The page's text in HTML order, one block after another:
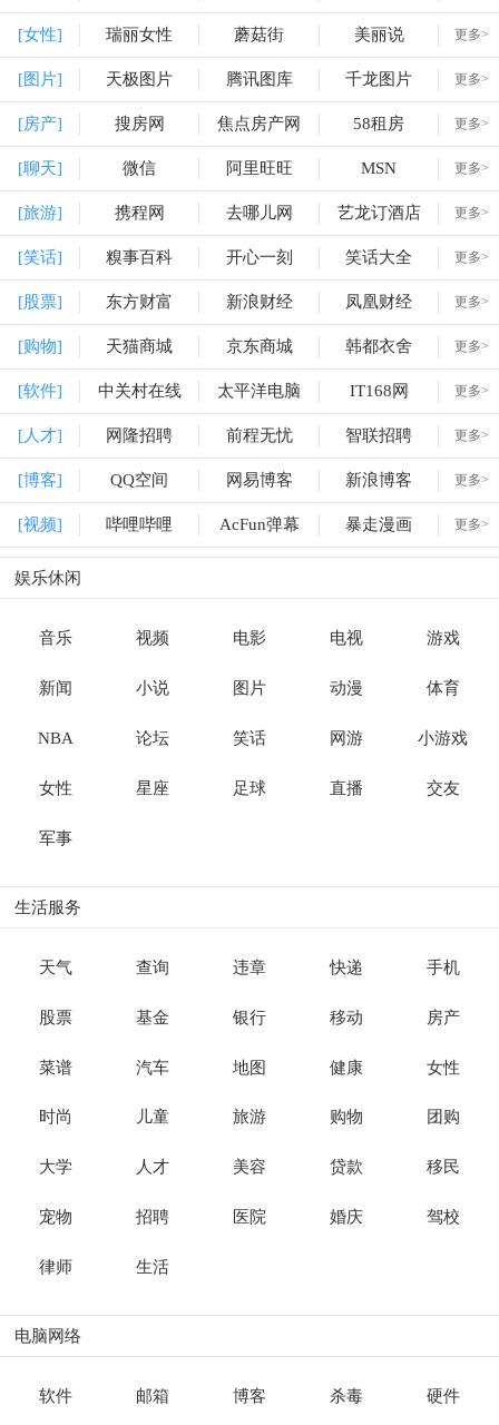
[女性] 瑞丽女性 蘑菇街 美丽说 更多>
[图片] 天极图片 腾讯图库 千龙图片 更多>
[房产] 搜房网 焦点房产网 58租房 更多>
[聊天] 微信 阿里旺旺 MSN 更多>
[旅游] 携程网 去哪儿网 艺龙订酒店 更多>
[笑话] 糗事百科 开心一刻 笑话大全 更多>
[股票] 东方财富 新浪财经 凤凰财经 更多>
[购物] 天猫商城 京东商城 韩都衣舍 更多>
[软件] 中关村在线 太平洋电脑 IT168网 更多>
[人才] 网隆招聘 前程无忧 智联招聘 更多>
[博客] QQ空间 网易博客 新浪博客 更多>
[视频] 哔哩哔哩 AcFun弹幕 暴走漫画 更多>
娱乐休闲
音乐 视频 电影 电视 游戏
新闻 小说 图片 动漫 体育
NBA 论坛 笑话 网游 小游戏
女性 星座 足球 直播 交友
军事
生活服务
天气 查询 违章 快递 手机
股票 基金 银行 移动 房产
菜谱 汽车 地图 健康 女性
时尚 儿童 旅游 购物 团购
大学 人才 美容 贷款 移民
宠物 招聘 医院 婚庆 驾校
律师 生活
电脑网络
软件 邮箱 博客 杀毒 硬件